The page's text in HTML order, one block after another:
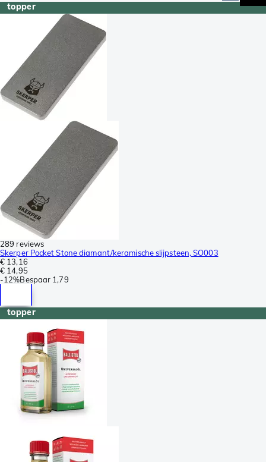
topper
289 reviews
Skerper Pocket Stone diamant/keramische slijpsteen, SO003
€ 13,16
€ 14,95
-12%Bespaar 1,79
topper